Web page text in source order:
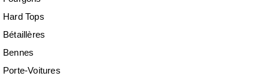
Hard Tops
Bétaillères
Bennes
Porte-Voitures